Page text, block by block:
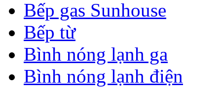
Bếp gas Sunhouse
Bếp từ
Bình nóng lạnh ga
Bình nóng lạnh điện